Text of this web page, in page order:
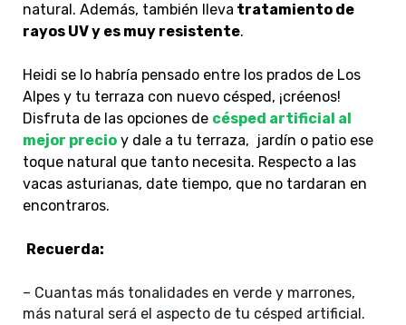
natural. Además, también lleva tratamiento de
rayos UV y es muy resistente.
Heidi se lo habría pensado entre los prados de Los
Alpes y tu terraza con nuevo césped, ¡créenos!
Disfruta de las opciones de césped artificial al
mejor precio y dale a tu terraza, jardín o patio ese
toque natural que tanto necesita. Respecto a las
vacas asturianas, date tiempo, que no tardaran en
encontraros.
Recuerda:
– Cuantas más tonalidades en verde y marrones,
más natural será el aspecto de tu césped artificial.